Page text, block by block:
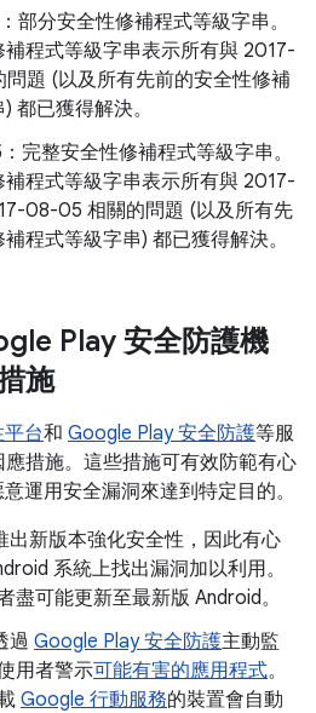
：部分安全性修補程式等級字串。
程式等級字串表示所有與 2017-
題 (以及所有先前的安全性修補
都已獲得解決。
：完整安全性修補程式等級字串。
程式等級字串表示所有與 2017-
08-05 相關的問題 (以及所有先
程式等級字串) 都已獲得解決。
Play 安全防護機
施
台和 Google Play 安全防護等服
措施。這些措施可有效防範有心
運用安全漏洞來達到特定目的。
出新版本強化安全性，因此有心
系統上找出漏洞加以利用。
盡可能更新至最新版 Android。
過 Google Play 安全防護主動監
用者警示可能有害的應用程式。
Google 行動服務的裝置會自動